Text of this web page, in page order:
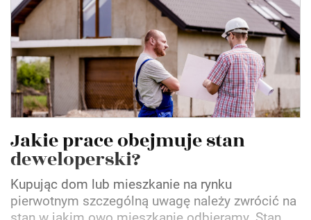
Jakie prace obejmuje stan
deweloperski?
Kupując dom lub mieszkanie na rynku
pierwotnym szczególną uwagę należy zwrócić na